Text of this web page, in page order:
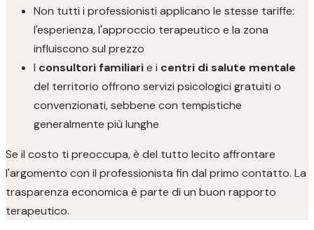
Non tutti i professionisti applicano le stesse tariffe:
l'esperienza, l'approccio terapeutico e la zona
influiscono sul prezzo
I consultori familiarie i centri di salute mentale
del territorio offrono servizi psicologici gratuiti o
convenzionati, sebbene con tempistiche
generalmente più lunghe
Se il costo ti preoccupa, è del tutto lecito affrontare
l'argomento con il professionista fin dal primo contatto. La
trasparenza economica è parte di un buon rapporto
terapeutico.